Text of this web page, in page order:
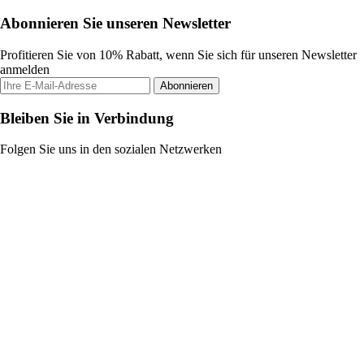
Abonnieren Sie unseren Newsletter
Profitieren Sie von 10% Rabatt, wenn Sie sich für unseren Newsletter
anmelden
Abonnieren
Bleiben Sie in Verbindung
Folgen Sie uns in den sozialen Netzwerken